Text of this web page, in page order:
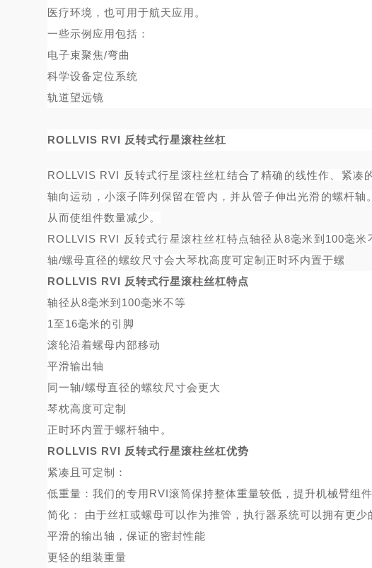
医疗环境，也可用于航天应用。
一些示例应用包括：
电子束聚焦/弯曲
科学设备定位系统
轨道望远镜
ROLLVIS RVI 反转式行星滚柱丝杠
ROLLVIS RVI 反转式行星滚柱丝杠结合了精确的线性作、紧
轴向运动，小滚子阵列保留在管内，并从管子伸出光滑的螺杆
从而使组件数量减少。
ROLLVIS RVI 反转式行星滚柱丝杠特点轴径从8毫米到100毫
轴/螺母直径的螺纹尺寸会大琴枕高度可定制正时环内置于螺
ROLLVIS RVI 反转式行星滚柱丝杠特点
轴径从8毫米到100毫米不等
1至16毫米的引脚
滚轮沿着螺母内部移动
平滑输出轴
同一轴/螺母直径的螺纹尺寸会更大
琴枕高度可定制
正时环内置于螺杆轴中。
ROLLVIS RVI 反转式行星滚柱丝杠优势
紧凑且可定制：
低重量：我们的专用 RVI滚筒保持整体重量较低，提升机械臂组件
简化：
由于丝杠或螺母可以作为推管，执行器系统可以拥有更少
平滑的输出轴，保证的密封性能
更轻的组装重量